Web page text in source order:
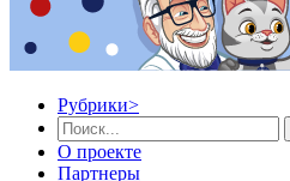
Рубрики>
О проекте
Партнеры